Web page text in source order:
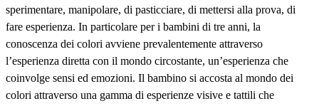
sperimentare, manipolare, di pasticciare, di mettersi alla prova, di
fare esperienza. In particolare per i bambini di tre anni, la
conoscenza dei colori avviene prevalentemente attraverso
l’esperienza diretta con il mondo circostante, un’esperienza che
coinvolge sensi ed emozioni. Il bambino si accosta al mondo dei
colori attraverso una gamma di esperienze visive e tattili che